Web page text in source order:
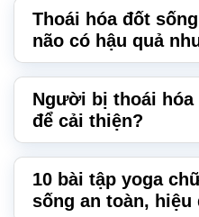
Thoái hóa đốt
não có hậu quả
Người bị thoái
để cải thiện?
10 bài tập yoga
sống an toàn, hiệu